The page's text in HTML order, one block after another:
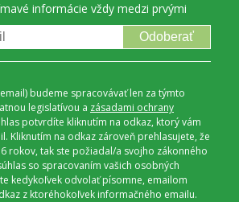
informácie vždy medzi prvými
Odoberať
budeme spracovávať len za týmto
legislatívou a zásadami ochrany
potvrdíte kliknutím na odkaz, ktorý vám
Kliknutím na odkaz zároveň prehlasujete, že
rokov, tak ste požiadal/a svojho zákonného
so spracovaním vašich osobných
kedykoľvek odvolať písomne, emailom
z ktoréhokoľvek informačného emailu.